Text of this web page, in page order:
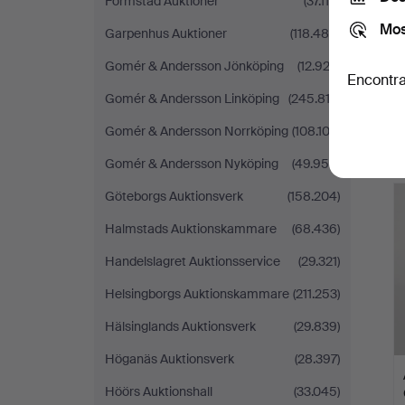
Garpenhus Auktioner
(118.484)
Gomér & Andersson Jönköping
(12.922)
Gomér & Andersson Linköping (245.812)
Gomér & Andersson Norrköping (108.103)
Gomér & Andersson Nyköping
(49.956)
Göteborgs Auktionsverk
(158.204)
Halmstads Auktionskammare
(68.436)
Handelslagret Auktionsservice
(29.321)
Helsingborgs Auktionskammare (211.253)
Hälsinglands Auktionsverk
(29.839)
Höganäs Auktionsverk
(28.397)
Höörs Auktionshall
(33.045)